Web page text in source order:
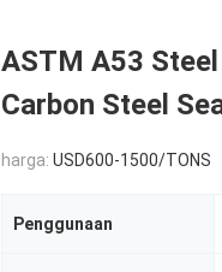
ASTM A53
Carbon Steel
harga: USD600-1500/TONS
Penggunaan